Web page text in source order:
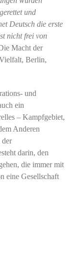
und
Deutsch die erste
nicht frei von
Macht der
Berlin,
und
ein
– Kampfgebiet,
Anderen
der
darin, den
die immer mit
eine Gesellschaft